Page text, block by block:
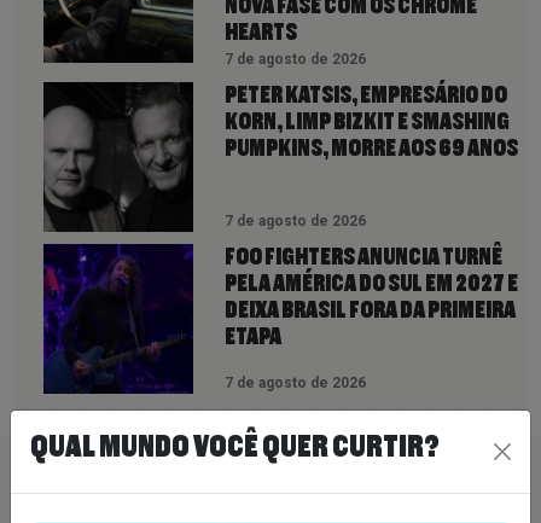
NOVA FASE COM OS CHROME
HEARTS
7 de agosto de 2026
PETER KATSIS, EMPRESÁRIO DO
KORN, LIMP BIZKIT E SMASHING
PUMPKINS, MORRE AOS 69 ANOS
7 de agosto de 2026
FOO FIGHTERS ANUNCIA TURNÊ
PELA AMÉRICA DO SUL EM 2027 E
DEIXA BRASIL FORA DA PRIMEIRA
ETAPA
7 de agosto de 2026
PEÇA SUA MÚSICA
QUAL MUNDO VOCÊ QUER CURTIR?